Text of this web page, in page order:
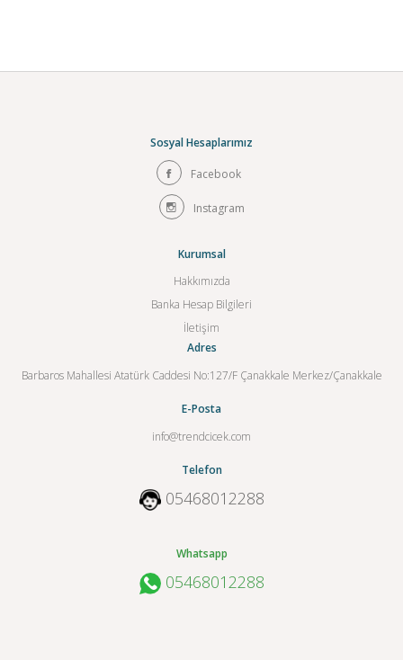
Sosyal Hesaplarımız
Facebook
Instagram
Kurumsal
Hakkımızda
Banka Hesap Bilgileri
İletişim
Adres
Barbaros Mahallesi Atatürk Caddesi No:127/F Çanakkale Merkez/Çanakkale
E-Posta
info@trendcicek.com
Telefon
05468012288
Whatsapp
05468012288